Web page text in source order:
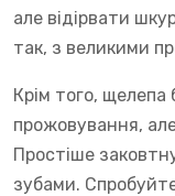
але відірвати
так, з великими
Крім того, щелепа
прожовування,
Простіше
зубами.